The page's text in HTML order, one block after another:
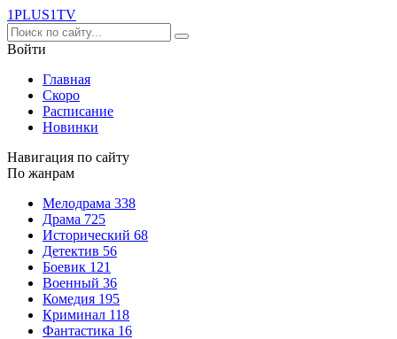
1PLUS1TV
Войти
Главная
Скоро
Расписание
Новинки
Навигация по сайту
По жанрам
Мелодрама 338
Драма 725
Исторический 68
Детектив 56
Боевик 121
Военный 36
Комедия 195
Криминал 118
Фантастика 16